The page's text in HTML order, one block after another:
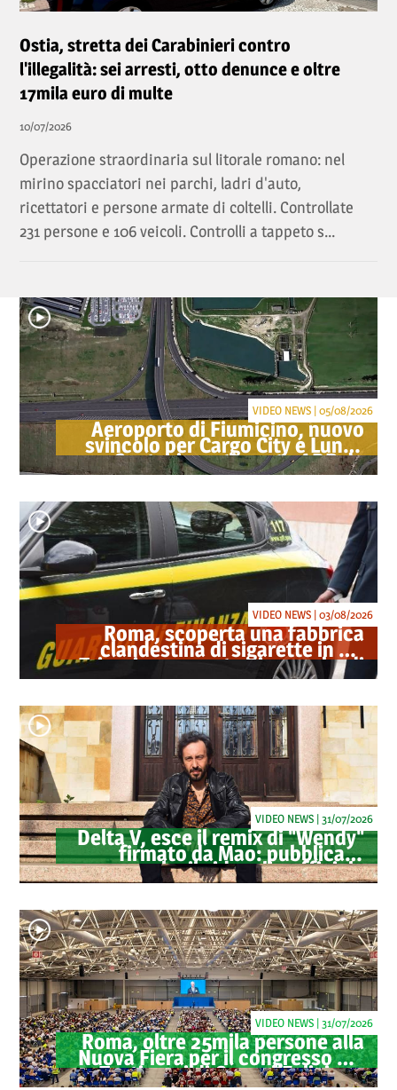
Ostia, stretta dei Carabinieri contro
l'illegalità: sei arresti, otto denunce e oltre
17mila euro di multe
10/07/2026
Operazione straordinaria sul litorale romano: nel
mirino spacciatori nei parchi, ladri d'auto,
ricettatori e persone armate di coltelli. Controllate
231 persone e 106 veicoli. Controlli a tappeto s...
Aeroporto di Fiumicino, nuovo
svincolo per Cargo City e Lunga
Sosta: investimento ADR da
oltre 40 milioni
VIDEO NEWS | 05/08/2026
Roma, scoperta una fabbrica
clandestina di sigarette in via
Trigoria: sequestrati 1.350 kg di
tabacco
VIDEO NEWS | 03/08/2026
Delta V, esce il remix di "Wendy"
firmato da Mao: pubblicato
anche il videoclip ufficiale
VIDEO NEWS | 31/07/2026
Roma, oltre 25mila persone alla
Nuova Fiera per il congresso dei
Testimoni di Geova "Felici per
VIDEO NEWS | 31/07/2026